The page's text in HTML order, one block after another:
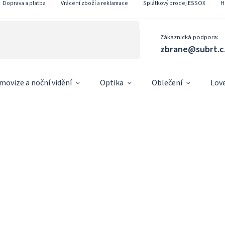
Doprava a platba Vrácení zboží a reklamace Splátkový prodej ESSOX
Zákaznická podpora:
a noční vidění Optika Oblečení